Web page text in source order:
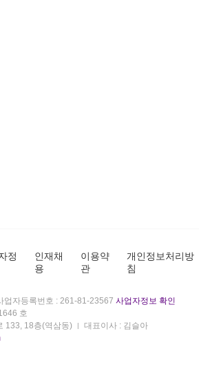
정
인재채
용
이용약
관
개인정보처리방
침
업자등록번호 : 261-81-23567 사업자정보 확인
호
133, 18층(역삼동)
대표이사 : 김슬아